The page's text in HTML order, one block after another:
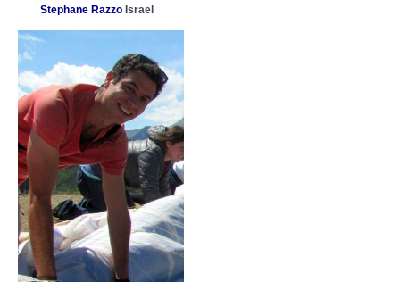
Stephane Razzo Israel